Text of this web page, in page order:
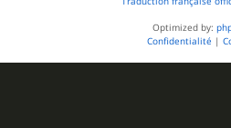
Optimized by:
Confidentialité |